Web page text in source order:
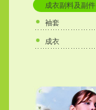
成衣副料及副件
袖套
成衣